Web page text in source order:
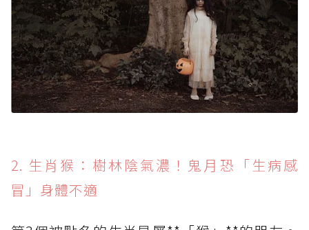
2. 生肖猴：樹林陰氣濃！鬼月恐「生病感
冒」身體不適